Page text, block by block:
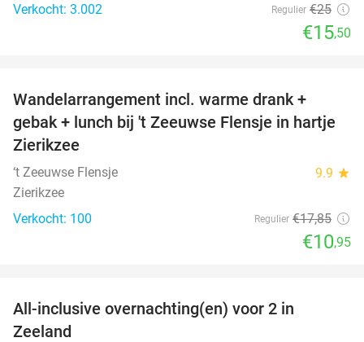
Verkocht: 3.002
Regulier €25
€15,50
Wandelarrangement incl. warme drank +
gebak + lunch bij 't Zeeuwse Flensje in hartje
Zierikzee
‘t Zeeuwse Flensje 9.9 star
Zierikzee
Verkocht: 100
Regulier €17,85
€10,95
All-inclusive overnachting(en) voor 2 in
Zeeland